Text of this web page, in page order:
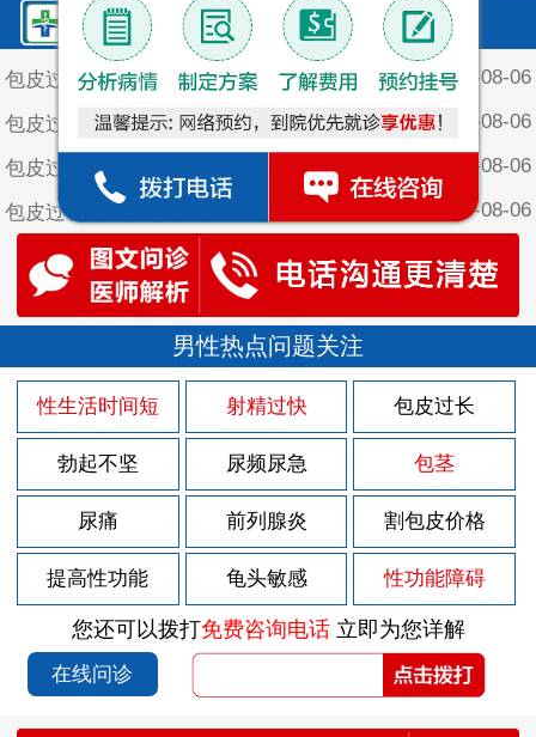
鲤泉·最新文章
包皮过长对女性有什么危害 2026-08-06
包皮过长对女性有什么危害？ 2026-08-06
2026-08-06
2026-08-06
包皮过长会引发什么疾病 2026-08-06
尿道灼热有什么症状
尿道灼热什么原因引起
尿道周围长小疙瘩是怎么回事 2026-07-30
导致前列腺炎病发的原因是什么 2026-07-30
男性患上前列腺炎会出现什么伤害 2026-07-30
男性患上前列腺炎的病因有什么 2026-07-30
男性急性前列腺炎的危害有哪些？ 2026-07-30
慢性前列腺炎会造成什么样的危害 2026-07-30
尿道后面有小颗粒 2026-07-28
尿道口边上的肉芽 2026-07-25
男性热点问题关注
性生活时间短 射精过快 包皮过长
勃起不坚 尿频尿急 包茎
尿痛 前列腺炎 割包皮价格
提高性功能 龟头敏感 性功能障碍
您还可以拨打免费咨询电话立即为您详解
在线问诊